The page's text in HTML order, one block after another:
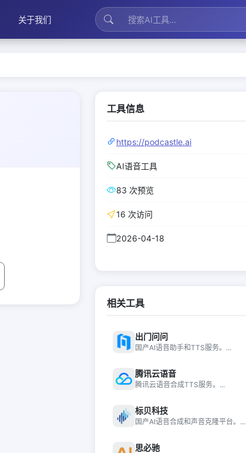
关于我们
工具信息
https://podcastle.ai
AI语音工具
83 次预览
16 次访问
2026-04-18
相关工具
出门问问
国产AI语音助手和TTS服务。...
腾讯云语音
腾讯云语音合成TTS服务。...
标贝科技
国产AI语音合成和声音克隆平台。...
思必驰